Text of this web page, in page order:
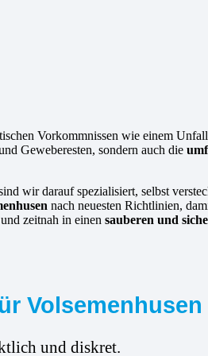
Vorkommnissen wie einem
Geweberesten, sondern auch die
wir darauf spezialisiert, selbst
nach neuesten Richtlinien,
zeitnah in einen sauberen und
Volsemenhusen
und diskret.